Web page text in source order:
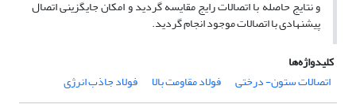
و نتایج حاصله با اتصالات رایج مقایسه گردید و امکان جایگزینی اتصال
پیشنهادی با اتصالات موجود انجام گردید.
کلیدواژه‌ها
اتصالات ستون- درختی
فولاد مقاومت بالا فولاد جاذب انرژی